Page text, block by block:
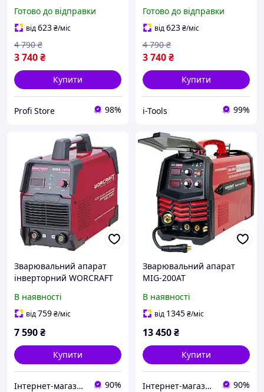
Готово до відправки
від623₴/міс
3 740₴
4 790 ₴
Купити
Profi Store 98%
Готово до відправки
від623₴/міс
3 740₴
4 790 ₴
Купити
i-Tools 99%
Зварювальний апарат
інверторний WORCRAFT
В наявності
від759₴/міс
7 590₴
Купити
Інтернет-магазин "inGarden" 90%
Зварювальний апарат
MIG-200AT
В наявності
від 1345₴/міс
13 450₴
Купити
Інтернет-магазин "inGarden" 90%